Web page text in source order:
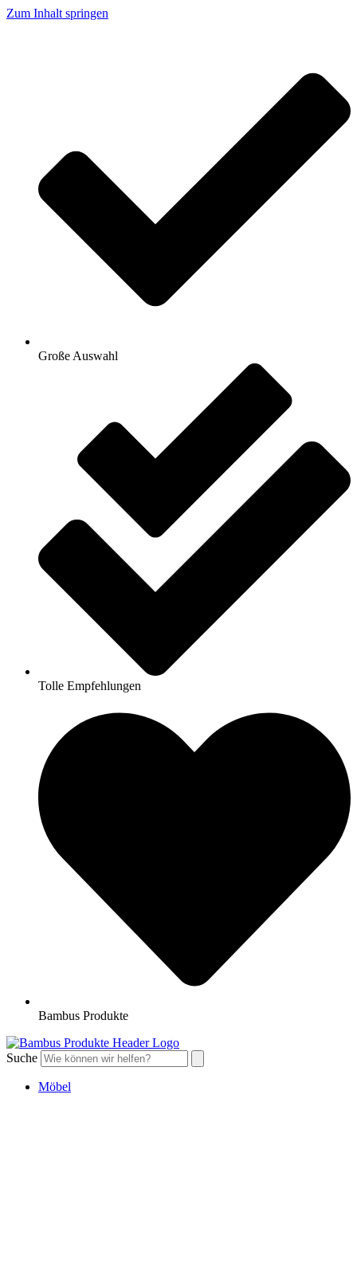
Zum Inhalt springen
Große Auswahl
Tolle Empfehlungen
Bambus Produkte
Suche
Möbel